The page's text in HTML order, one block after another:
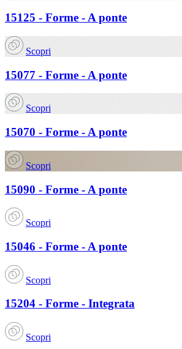
15125 - Forme - A ponte
Scopri
15077 - Forme - A ponte
Scopri
15070 - Forme - A ponte
Scopri
15090 - Forme - A ponte
Scopri
15046 - Forme - A ponte
Scopri
15204 - Forme - Integrata
Scopri